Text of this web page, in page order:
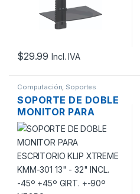
$29.99 Incl. IVA
Computación, Soportes
SOPORTE DE DOBLE
MONITOR PARA
ESCRITORIO KLIP
XTREME KMM-301
13″ – 32″ INCL. -45º
+45º GIRT. +-90º
NEGRO